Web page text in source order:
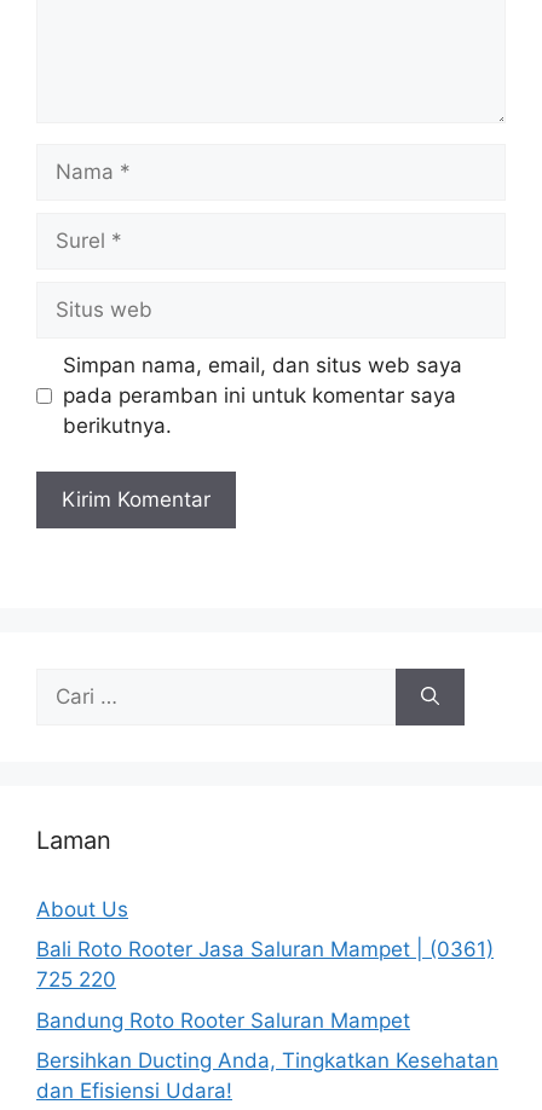
web
Simpan nama, email, dan situs web saya
pada peramban ini untuk komentar saya
berikutnya.
untuk:
Laman
About Us
Bali Roto Rooter Jasa Saluran Mampet | (0361)
725 220
Bandung Roto Rooter Saluran Mampet
Bersihkan Ducting Anda, Tingkatkan Kesehatan
dan Efisiensi Udara!